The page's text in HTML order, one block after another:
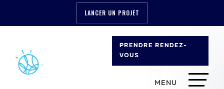
LANCER UN PROJET
PRENDRE RENDEZ-
VOUS